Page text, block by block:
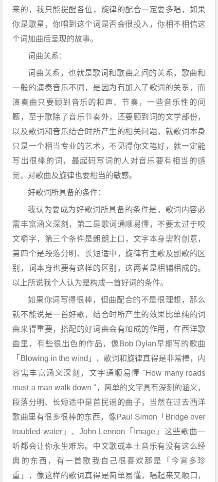
来的，我只能提醒各位，旋律的配合一定要多唱，如果
你是歌星，你唱到这个词是否会很投入，你相不相信这
个词加曲后呈现的故事。
词曲关系：
词曲关系，也就是歌词和歌曲之间的关系，歌曲和
一般的演奏音乐不同，是因为有加入了歌词的关系，而
演奏曲只要顾到音乐的和声、节奏，一些音乐性的问
题，至于歌除了音乐节奏外，还要顾到词的文学部份，
以及歌词和音乐结合时所产生的相关问题，就歌词本身
只是一个相当专业的艺术，不见得你文笔好，就一定能
写出很棒的词，最起码写词的人对音乐要有相当的感
觉，对歌曲及旋律也要相当的敏感。
好歌词所具备的条件：
我认为要成为好歌词所具备的条件是，歌词内容必
需丰富涵义深刻，第二是歌词通顺易懂，不要太过于咬
文嚼字，第三个条件是朗朗上口，文字本身需附创意，
第四个是段落分明、长短适中，旋律有主歌及副歌的区
别，词本身也要有这样的区别，这两者是相辅相成的。
以上所说我个人认为是构成一首好词的条件。
如果你词写得很棒，但曲配合的不是很理想，那么
就不能说是一首好歌，结合时所产生的效果比单纯的词
曲来得重要，搭配的好词曲会有加成的作用，在西洋歌
曲里，有些很出色的作品，像Bob Dylan早期写的歌曲
「Blowing in the wind」，歌词和旋律真得是非常棒，内
容需丰富涵义深刻，文字通顺易懂 "How many roads
must a man walk down "，简单的文字具有深刻的涵义，
段落分明、长短适中是首民谣的曲子，当然在过去西洋
歌曲里有很多很棒的东西，像Paul Simon「Bridge over
troubled water」、John Lennon「Image」这些歌曲一
听都会让你永生难忘。中文歌或本土音乐有没有这么经
典的东西，有一首歌我自己很喜欢那是「今宵多珍
重」，像这样的歌词真得是简单易懂，唱起来又顺口，